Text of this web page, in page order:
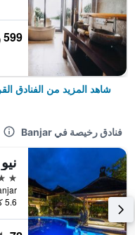
599 ﷼
شاهد المزيد من الفنادق
فنادق رخيصة في Banjar
3 نجوم
5.6 كيلومتر عن وسط المدينة